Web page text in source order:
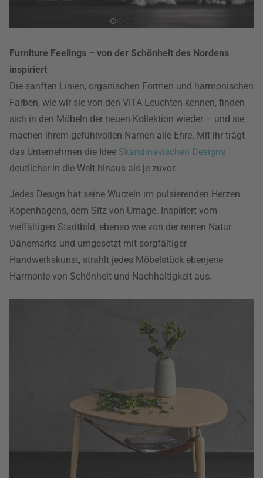
Furniture Feelings – von der Schönheit des Nordens
inspiriert
Die sanften Linien, organischen Formen und harmonischen
Farben, wie wir sie von den VITA Leuchten kennen, finden
sich in den Möbeln der neuen Kollektion wieder – und sie
machen ihrem gefühlvollen Namen alle Ehre. Mit ihr trägt
das Unternehmen die Idee Skandinavischen Designs
deutlicher in die Welt hinaus als je zuvor.
Jedes Design hat seine Wurzeln im pulsierenden Herzen
Kopenhagens, dem Sitz von Umage. Inspiriert vom
vielfältigen Stadtbild, ebenso wie von der reinen Natur
Dänemarks und umgesetzt mit sorgfältiger
Handwerkskunst, strahlt jedes Möbelstück ebenjene
Harmonie von Schönheit und Nachhaltigkeit aus.